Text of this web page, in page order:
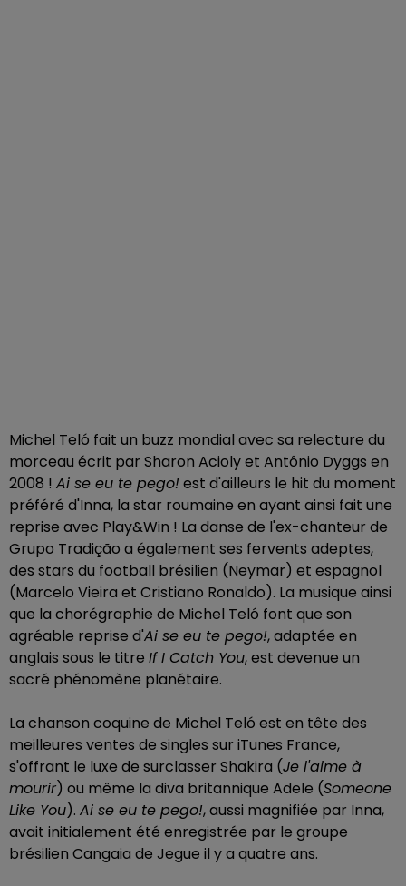
Michel Teló fait un buzz mondial avec sa relecture du
morceau écrit par Sharon Acioly et Antônio Dyggs en
2008 ! Ai se eu te pego! est d'ailleurs le hit du moment
préféré d'Inna, la star roumaine en ayant ainsi fait une
reprise avec Play&Win ! La danse de l'ex-chanteur de
Grupo Tradição a également ses fervents adeptes,
des stars du football brésilien (Neymar) et espagnol
(Marcelo Vieira et Cristiano Ronaldo). La musique ainsi
que la chorégraphie de Michel Teló font que son
agréable reprise d'Ai se eu te pego!, adaptée en
anglais sous le titre If I Catch You, est devenue un
sacré phénomène planétaire.
La chanson coquine de Michel Teló est en tête des
meilleures ventes de singles sur iTunes France,
s'offrant le luxe de surclasser Shakira (Je l'aime à
mourir) ou même la diva britannique Adele (Someone
Like You). Ai se eu te pego!, aussi magnifiée par Inna,
avait initialement été enregistrée par le groupe
brésilien Cangaia de Jegue il y a quatre ans.